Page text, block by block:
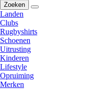
Zoeken
Landen
Clubs
Rugbyshirts
Schoenen
Uitrusting
Kinderen
Lifestyle
Opruiming
Merken